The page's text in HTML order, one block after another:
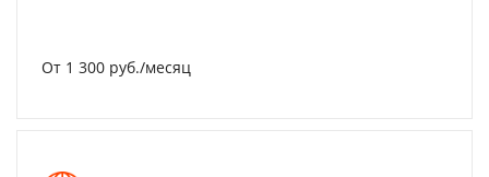
От 1 300 руб./месяц